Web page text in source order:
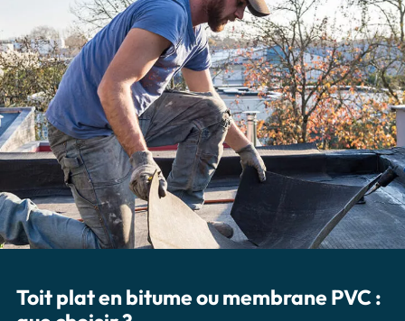
Toit plat en bitume ou membrane PVC :